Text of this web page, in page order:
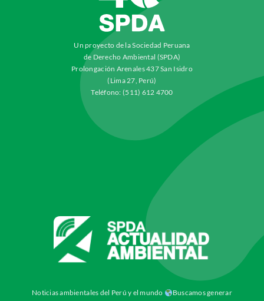
Un proyecto de la Sociedad Peruana
de Derecho Ambiental (SPDA)
Prolongación Arenales 437 San Isidro
(Lima 27, Perú)
Teléfono: (511) 612 4700
Noticias ambientales del Perú y el mundo
Buscamos generar